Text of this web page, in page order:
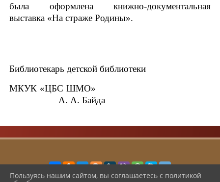
была оформлена книжно-документальная
выставка «На страже Родины».
Библиотекарь детской библиотеки
МКУК «ЦБС ШМО»
А. А. Байда
Пользуясь нашим сайтом, вы соглашаетесь с политикой